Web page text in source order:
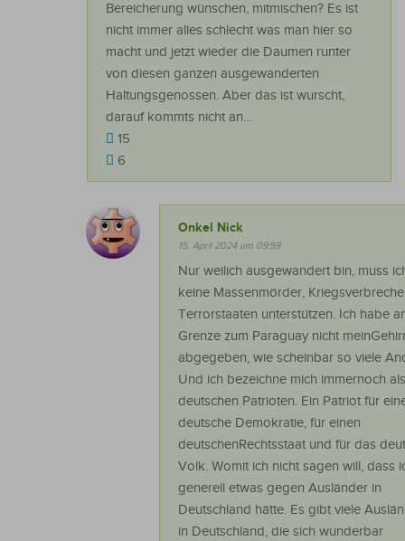
Bereicherung wünschen, mitmischen? Es ist
nicht immer alles schlecht was man hier so
macht und jetzt wieder die Daumen runter
von diesen ganzen ausgewanderten
Haltungsgenossen. Aber das ist wurscht,
darauf kommts nicht an…
15
6
Onkel Nick
15. April 2024 um 09:59
Nur weilich ausgewandert bin, muss
keine Massenmörder,
Terrorstaaten unterstützen. Ich habe
Grenze zum Paraguay nicht
abgegeben, wie scheinbar so viele
Und ich bezeichne mich immernoch als
deutschen Patrioten. Ein Patriot für
deutsche Demokratie, für einen
deutschenRechtsstaat und für das
Volk. Womit ich nicht sagen will, dass
generell etwas gegen Ausländer in
Deutschland hätte. Es gibt viele
in Deutschland, die sich wunderbar